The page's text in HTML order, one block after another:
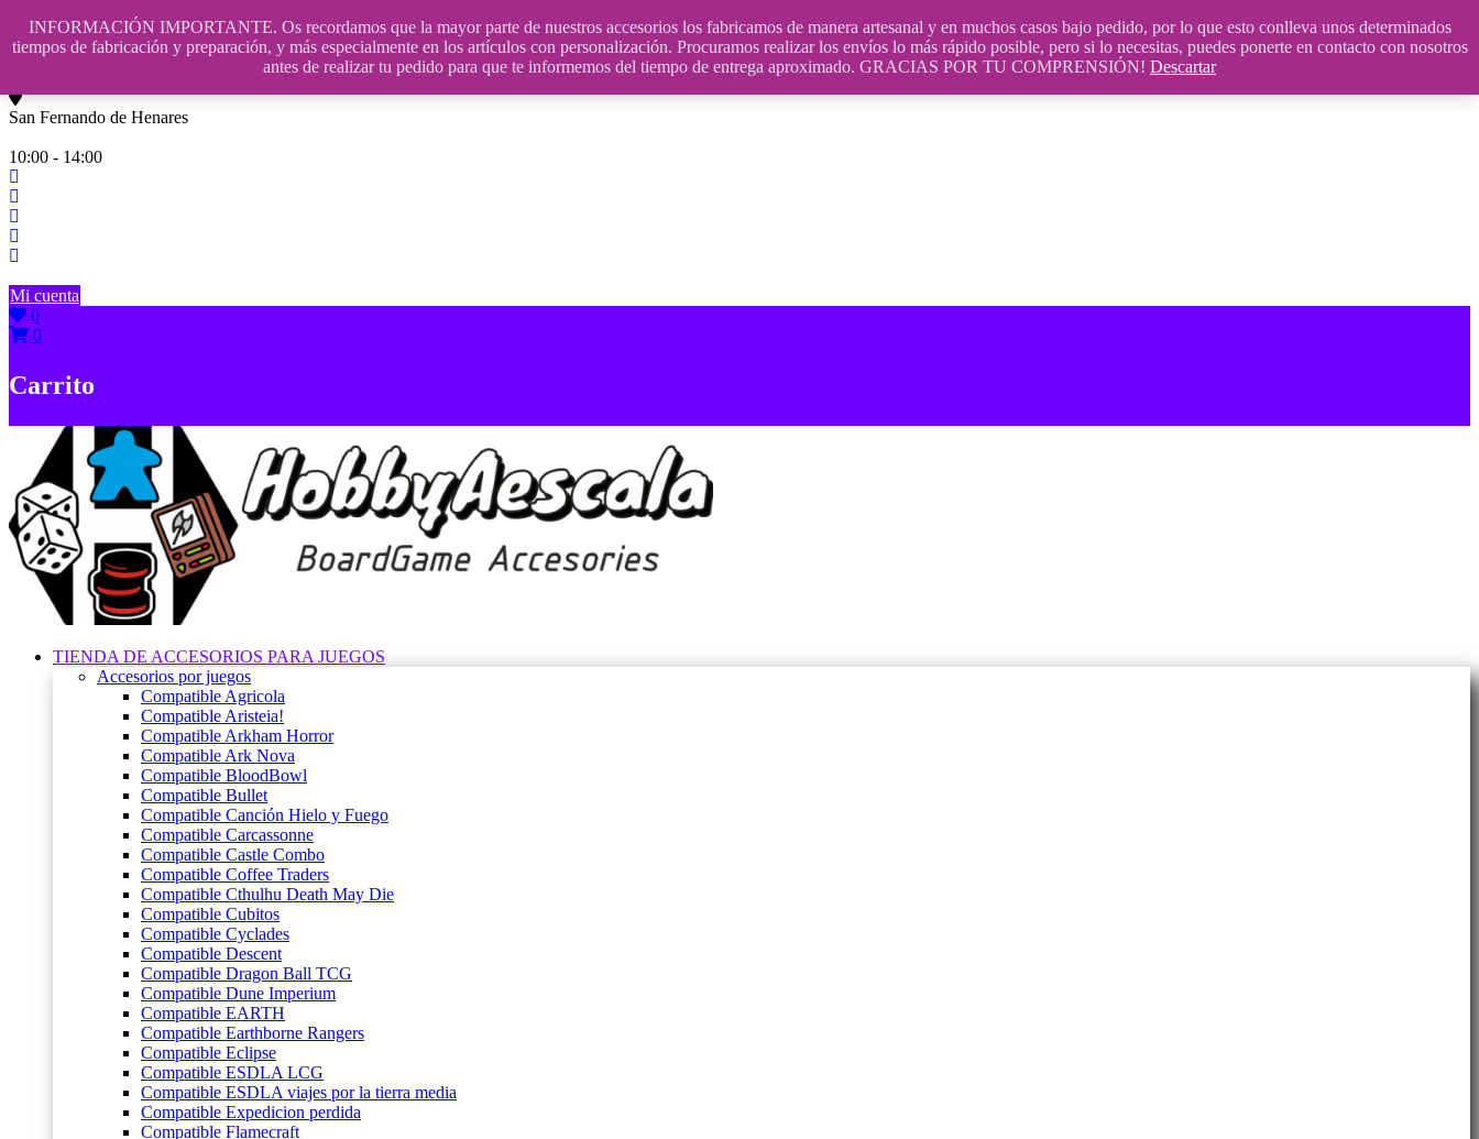
INFORMACIÓN IMPORTANTE. Os recordamos que la mayor parte de nuestros accesorios los fabricamos de manera artesanal y en muchos casos bajo pedido, por lo que esto conlleva unos determinados
tiempos de fabricación y preparación, y más especialmente en los artículos con personalización. Procuramos realizar los envíos lo más rápido posible, pero si lo necesitas, puedes ponerte en contacto con nosotros
antes de realizar tu pedido para que te informemos del tiempo de entrega aproximado. GRACIAS POR TU COMPRENSIÓN! Descartar
Saltar
contenido
609241475 SOLO DE 10:00 a 14:00
San Fernando de Henares
10:00 - 14:00
Mi cuenta
0
0
Carrito
TIENDA DE ACCESORIOS PARA JUEGOS
Accesorios por juegos
Compatible Agricola
Compatible Aristeia!
Compatible Arkham Horror
Compatible Ark Nova
Compatible BloodBowl
Compatible Bullet
Compatible Canción Hielo y Fuego
Compatible Carcassonne
Compatible Castle Combo
Compatible Coffee Traders
Compatible Cthulhu Death May Die
Compatible Cubitos
Compatible Cyclades
Compatible Descent
Compatible Dragon Ball TCG
Compatible Dune Imperium
Compatible EARTH
Compatible Earthborne Rangers
Compatible Eclipse
Compatible ESDLA LCG
Compatible ESDLA viajes por la tierra media
Compatible Expedicion perdida
Compatible Flamecraft